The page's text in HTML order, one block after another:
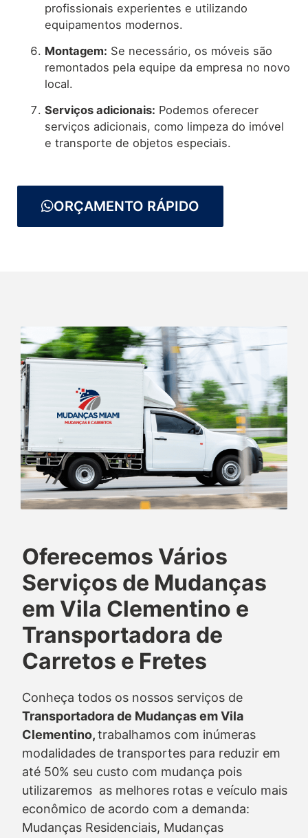
profissionais experientes e utilizando
equipamentos modernos.
Montagem: Se necessário, os móveis são
remontados pela equipe da empresa no novo
local.
Serviços adicionais: Podemos oferecer
serviços adicionais, como limpeza do imóvel
e transporte de objetos especiais.
ORÇAMENTO RÁPIDO
Oferecemos Vários
Serviços de Mudanças
em Vila Clementino e
Transportadora de
Carretos e Fretes
Conheça todos os nossos serviços de
Transportadora de Mudanças em Vila
Clementino,trabalhamos com inúmeras
modalidades de transportes para reduzir em
até 50% seu custo com mudança pois
utilizaremos as melhores rotas e veículo mais
econômico de acordo com a demanda:
Mudanças Residenciais, Mudanças